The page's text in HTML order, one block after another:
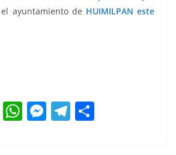
ayuntamiento de HUIMILPAN este
E W M T